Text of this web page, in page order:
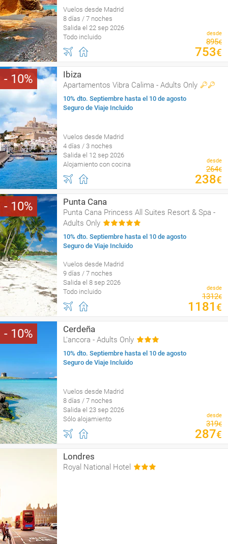
Vuelos desde Madrid
8 días / 7 noches
Salida el 22 sep 2026
Todo incluido
desde
895€
753€
10 Ibiza
Apartamentos Vibra Calima - Adults Only
10% dto. Septiembre hasta el 10 de agosto
Seguro de Viaje Incluido
Vuelos desde Madrid
4 días / 3 noches
Salida el 12 sep 2026
Alojamiento con cocina
desde
264€
238€
10 Punta Cana
Punta Cana Princess All Suites Resort & Spa -
Adults Only
10% dto. Septiembre hasta el 10 de agosto
Seguro de Viaje Incluido
Vuelos desde Madrid
9 días / 7 noches
Salida el 8 sep 2026
Todo incluido
desde
1312€
1181 €
10 Cerdeña
L'ancora - Adults Only
10% dto. Septiembre hasta el 10 de agosto
Seguro de Viaje Incluido
Vuelos desde Madrid
8 días / 7 noches
Salida el 23 sep 2026
Sólo alojamiento
desde
319€
287€
Londres
Royal National Hotel